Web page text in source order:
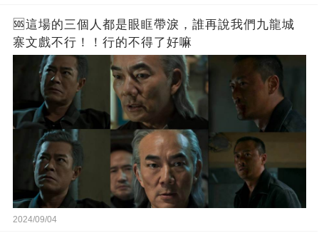
🆘這場的三個人都是眼眶帶淚，誰再說我們九龍城
寨文戲不行！！行的不得了好嘛
2024/09/04